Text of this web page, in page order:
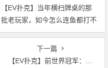
【EV扑克】当年横扫牌桌的那
批老玩家，如今怎么连鱼都打不
过了
下一篇
【EV扑克】前世界冠军：Tom McEvoy，分享他的扑克智慧